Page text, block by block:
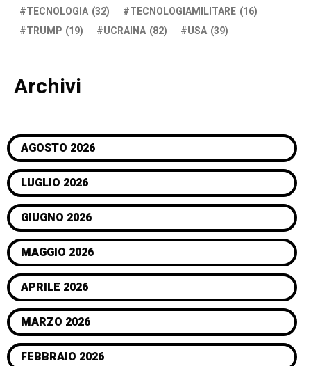
TECNOLOGIA (32) TECNOLOGIAMILITARE (16)
TRUMP (19) UCRAINA (82) USA (39)
Archivi
AGOSTO 2026
LUGLIO 2026
GIUGNO 2026
MAGGIO 2026
APRILE 2026
MARZO 2026
FEBBRAIO 2026